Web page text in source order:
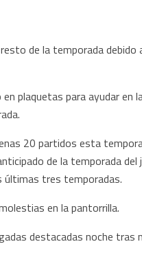
de la temporada debido
plaquetas para ayudar en
20 partidos esta
de la temporada del
últimas tres temporadas.
en la pantorrilla.
destacadas noche tras